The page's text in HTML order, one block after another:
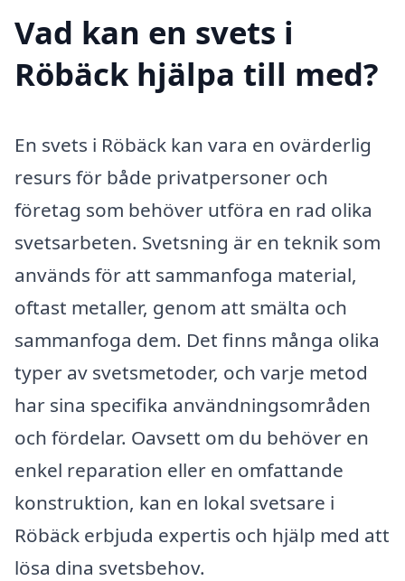
Vad kan en svets i
Röbäck hjälpa till med?
En svets i Röbäck kan vara en ovärderlig
resurs för både privatpersoner och
företag som behöver utföra en rad olika
svetsarbeten. Svetsning är en teknik som
används för att sammanfoga material,
oftast metaller, genom att smälta och
sammanfoga dem. Det finns många olika
typer av svetsmetoder, och varje metod
har sina specifika användningsområden
och fördelar. Oavsett om du behöver en
enkel reparation eller en omfattande
konstruktion, kan en lokal svetsare i
Röbäck erbjuda expertis och hjälp med att
lösa dina svetsbehov.